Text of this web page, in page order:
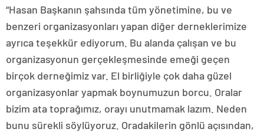
“Hasan Başkanın şahsında tüm yönetimine, bu ve
benzeri organizasyonları yapan diğer derneklerimize
ayrıca teşekkür ediyorum. Bu alanda çalışan ve bu
organizasyonun gerçekleşmesinde emeği geçen
birçok derneğimiz var. El birliğiyle çok daha güzel
organizasyonlar yapmak boynumuzun borcu. Oralar
bizim ata toprağımız, orayı unutmamak lazım. Neden
bunu sürekli söylüyoruz. Oradakilerin gönlü açısından,